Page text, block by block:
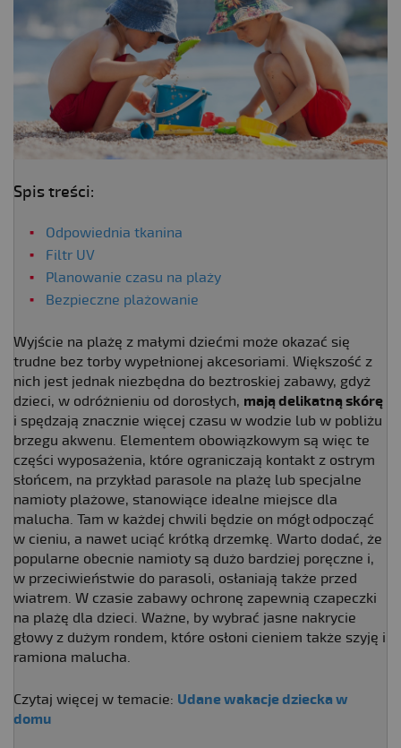
Spis treści:
Odpowiednia tkanina
Filtr UV
Planowanie czasu na plaży
Bezpieczne plażowanie
Wyjście na plażę z małymi dziećmi może okazać się
trudne bez torby wypełnionej akcesoriami. Większość z
nich jest jednak niezbędna do beztroskiej zabawy, gdyż
dzieci, w odróżnieniu od dorosłych, mają delikatną skórę
i spędzają znacznie więcej czasu w wodzie lub w pobliżu
brzegu akwenu. Elementem obowiązkowym są więc te
części wyposażenia, które ograniczają kontakt z ostrym
słońcem, na przykład parasole na plażę lub specjalne
namioty plażowe, stanowiące idealne miejsce dla
malucha. Tam w każdej chwili będzie on mógł odpocząć
w cieniu, a nawet uciąć krótką drzemkę. Warto dodać, że
popularne obecnie namioty są dużo bardziej poręczne i,
w przeciwieństwie do parasoli, osłaniają także przed
wiatrem. W czasie zabawy ochronę zapewnią czapeczki
na plażę dla dzieci. Ważne, by wybrać jasne nakrycie
głowy z dużym rondem, które osłoni cieniem także szyję i
ramiona malucha.
Czytaj więcej w temacie: Udane wakacje dziecka w
domu